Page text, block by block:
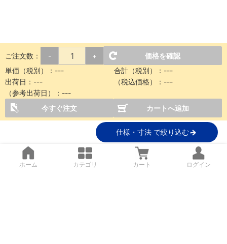
ご注文数： - +
価格を確認
単価（税別）： --- 合計（税別）： ---
出荷日： --- （税込価格）： ---
（参考出荷日）： ---
今すぐ注文
カートへ追加
仕様・寸法 で絞り込む
ホーム カテゴリ カート ログイン